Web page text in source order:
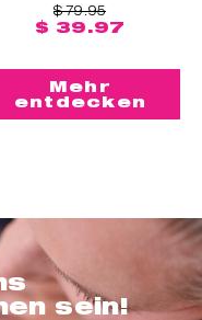
$ 79.95
$ 39.97
Mehr
entdecken
sein!